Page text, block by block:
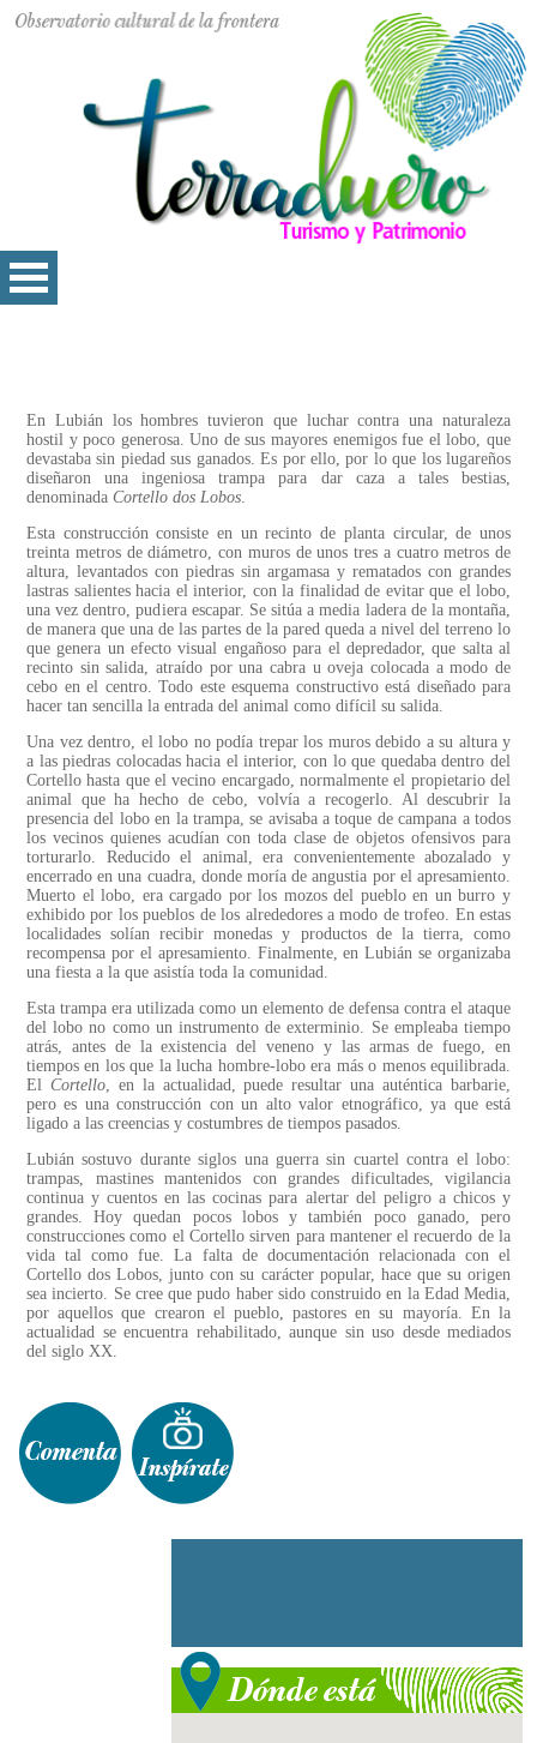
En Lubián los hombres tuvieron que luchar contra una naturaleza
hostil y poco generosa. Uno de sus mayores enemigos fue el lobo, que
devastaba sin piedad sus ganados. Es por ello, por lo que los lugareños
diseñaron una ingeniosa trampa para dar caza a tales bestias,
denominada Cortello dos Lobos.
Esta construcción consiste en un recinto de planta circular, de unos
treinta metros de diámetro, con muros de unos tres a cuatro metros de
altura, levantados con piedras sin argamasa y rematados con grandes
lastras salientes hacia el interior, con la finalidad de evitar que el lobo,
una vez dentro, pudiera escapar. Se sitúa a media ladera de la montaña,
de manera que una de las partes de la pared queda a nivel del terreno lo
que genera un efecto visual engañoso para el depredador, que salta al
recinto sin salida, atraído por una cabra u oveja colocada a modo de
cebo en el centro. Todo este esquema constructivo está diseñado para
hacer tan sencilla la entrada del animal como difícil su salida.
Una vez dentro, el lobo no podía trepar los muros debido a su altura y
a las piedras colocadas hacia el interior, con lo que quedaba dentro del
Cortello hasta que el vecino encargado, normalmente el propietario del
animal que ha hecho de cebo, volvía a recogerlo. Al descubrir la
presencia del lobo en la trampa, se avisaba a toque de campana a todos
los vecinos quienes acudían con toda clase de objetos ofensivos para
torturarlo. Reducido el animal, era convenientemente abozalado y
encerrado en una cuadra, donde moría de angustia por el apresamiento.
Muerto el lobo, era cargado por los mozos del pueblo en un burro y
exhibido por los pueblos de los alrededores a modo de trofeo. En estas
localidades solían recibir monedas y productos de la tierra, como
recompensa por el apresamiento. Finalmente, en Lubián se organizaba
una fiesta a la que asistía toda la comunidad.
Esta trampa era utilizada como un elemento de defensa contra el ataque
del lobo no como un instrumento de exterminio. Se empleaba tiempo
atrás, antes de la existencia del veneno y las armas de fuego, en
tiempos en los que la lucha hombre-lobo era más o menos equilibrada.
El Cortello, en la actualidad, puede resultar una auténtica barbarie,
pero es una construcción con un alto valor etnográfico, ya que está
ligado a las creencias y costumbres de tiempos pasados.
Lubián sostuvo durante siglos una guerra sin cuartel contra el lobo:
trampas, mastines mantenidos con grandes dificultades, vigilancia
continua y cuentos en las cocinas para alertar del peligro a chicos y
grandes. Hoy quedan pocos lobos y también poco ganado, pero
construcciones como el Cortello sirven para mantener el recuerdo de la
vida tal como fue. La falta de documentación relacionada con el
Cortello dos Lobos, junto con su carácter popular, hace que su origen
sea incierto. Se cree que pudo haber sido construido en la Edad Media,
por aquellos que crearon el pueblo, pastores en su mayoría. En la
actualidad se encuentra rehabilitado, aunque sin uso desde mediados
del siglo XX.